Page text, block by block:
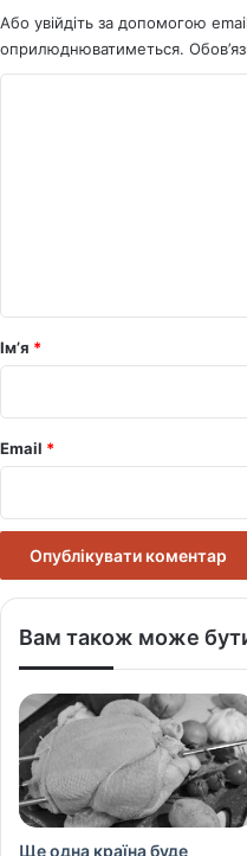
Або увійдіть за допомогою
оприлюднюватиметься.
рІм’я *
Email *
Вам також може
Ще одна країна буде